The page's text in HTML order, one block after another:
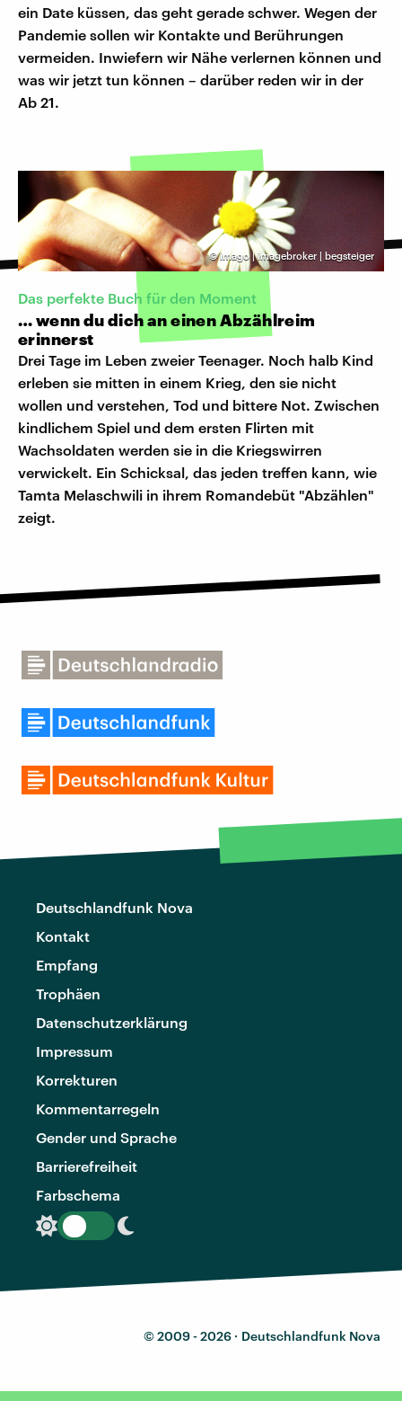
ein Date küssen, das geht gerade schwer. Wegen der
Pandemie sollen wir Kontakte und Berührungen
vermeiden. Inwiefern wir Nähe verlernen können und
was wir jetzt tun können – darüber reden wir in der
Ab 21.
©imago | imagebroker | begsteiger
Das perfekte Buch für den Moment
… wenn du dich an einen Abzählreim
erinnerst
Drei Tage im Leben zweier Teenager. Noch halb Kind
erleben sie mitten in einem Krieg, den sie nicht
wollen und verstehen, Tod und bittere Not. Zwischen
kindlichem Spiel und dem ersten Flirten mit
Wachsoldaten werden sie in die Kriegswirren
verwickelt. Ein Schicksal, das jeden treffen kann, wie
Tamta Melaschwili in ihrem Romandebüt "Abzählen"
zeigt.
Deutschlandfunk Nova
Kontakt
Empfang
Trophäen
Datenschutzerklärung
Impressum
Korrekturen
Kommentarregeln
Gender und Sprache
Barrierefreiheit
Farbschema
© 2009 - 2026 · Deutschlandfunk Nova